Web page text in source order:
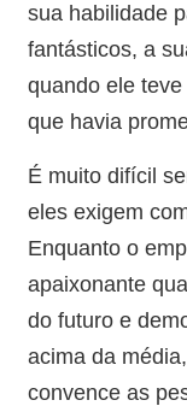
sua habilidade
fantásticos, a
quando ele
que havia
É muito difícil
eles exigem
Enquanto o
apaixonante
do futuro e
acima da
convence as